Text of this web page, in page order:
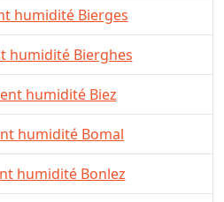
humidité Bierges
humidité Bierghes
humidité Biez
humidité Bomal
humidité Bonlez